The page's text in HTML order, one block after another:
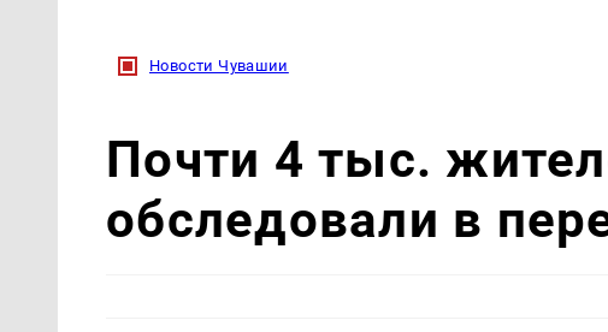
Новости Чувашии
Почти 4 тыс.
обследовали в